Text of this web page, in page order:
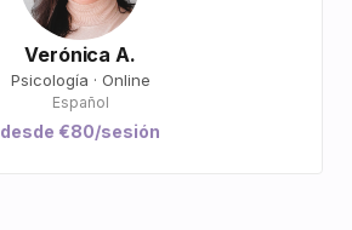
Verónica A.
Psicología · Online
Español
desde €80/sesión